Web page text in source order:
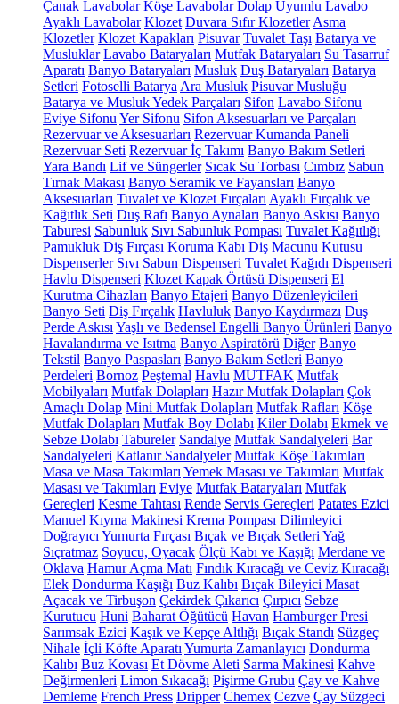
Çanak Lavabolar Köşe Lavabolar Dolap Uyumlu Lavabo
Ayaklı Lavabolar Klozet Duvara Sıfır Klozetler Asma
Klozetler Klozet Kapakları Pisuvar Tuvalet Taşı Batarya ve
Musluklar Lavabo Bataryaları Mutfak Bataryaları Su Tasarruf
Aparatı Banyo Bataryaları Musluk Duş Bataryaları Batarya
Setleri Fotoselli Batarya Ara Musluk Pisuvar Musluğu
Batarya ve Musluk Yedek Parçaları Sifon Lavabo Sifonu
Eviye Sifonu Yer Sifonu Sifon Aksesuarları ve Parçaları
Rezervuar ve Aksesuarları Rezervuar Kumanda Paneli
Rezervuar Seti Rezervuar İç Takımı Banyo Bakım Setleri
Yara Bandı Lif ve Süngerler Sıcak Su Torbası Cımbız Sabun
Tırnak Makası Banyo Seramik ve Fayansları Banyo
Aksesuarları Tuvalet ve Klozet Fırçaları Ayaklı Fırçalık ve
Kağıtlık Seti Duş Rafı Banyo Aynaları Banyo Askısı Banyo
Taburesi Sabunluk Sıvı Sabunluk Pompası Tuvalet Kağıtlığı
Pamukluk Diş Fırçası Koruma Kabı Diş Macunu Kutusu
Dispenserler Sıvı Sabun Dispenseri Tuvalet Kağıdı Dispenseri
Havlu Dispenseri Klozet Kapak Örtüsü Dispenseri El
Kurutma Cihazları Banyo Etajeri Banyo Düzenleyicileri
Banyo Seti Diş Fırçalık Havluluk Banyo Kaydırmazı Duş
Perde Askısı Yaşlı ve Bedensel Engelli Banyo Ürünleri Banyo
Havalandırma ve Isıtma Banyo Aspiratörü Diğer Banyo
Tekstil Banyo Paspasları Banyo Bakım Setleri Banyo
Perdeleri Bornoz Peştemal Havlu MUTFAK Mutfak
Mobilyaları Mutfak Dolapları Hazır Mutfak Dolapları Çok
Amaçlı Dolap Mini Mutfak Dolapları Mutfak Rafları Köşe
Mutfak Dolapları Mutfak Boy Dolabı Kiler Dolabı Ekmek ve
Sebze Dolabı Tabureler Sandalye Mutfak Sandalyeleri Bar
Sandalyeleri Katlanır Sandalyeler Mutfak Köşe Takımları
Masa ve Masa Takımları Yemek Masası ve Takımları Mutfak
Masası ve Takımları Eviye Mutfak Bataryaları Mutfak
Gereçleri Kesme Tahtası Rende Servis Gereçleri Patates Ezici
Manuel Kıyma Makinesi Krema Pompası Dilimleyici
Doğrayıcı Yumurta Fırçası Bıçak ve Bıçak Setleri Yağ
Sıçratmaz Soyucu, Oyacak Ölçü Kabı ve Kaşığı Merdane ve
Oklava Hamur Açma Matı Fındık Kıracağı ve Ceviz Kıracağı
Elek Dondurma Kaşığı Buz Kalıbı Bıçak Bileyici Masat
Açacak ve Tirbuşon Çekirdek Çıkarıcı Çırpıcı Sebze
Kurutucu Huni Baharat Öğütücü Havan Hamburger Presi
Sarımsak Ezici Kaşık ve Kepçe Altlığı Bıçak Standı Süzgeç
Nihale İçli Köfte Aparatı Yumurta Zamanlayıcı Dondurma
Kalıbı Buz Kovası Et Dövme Aleti Sarma Makinesi Kahve
Değirmenleri Limon Sıkacağı Pişirme Grubu Çay ve Kahve
Demleme French Press Dripper Chemex Cezve Çay Süzgeci